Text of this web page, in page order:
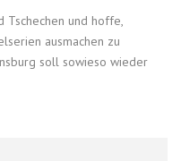
Tschechen und hoffe,
ausmachen zu
soll sowieso wieder